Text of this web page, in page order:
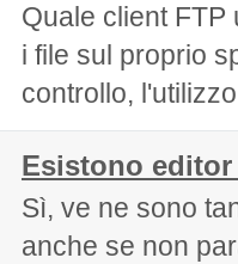
Quale client
i file sul proprio
controllo,
Esistono
Sì, ve ne sono
anche se non